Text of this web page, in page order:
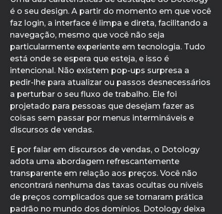
é o seu design. A partir do momento em que você
faz login, a interface é limpa e direta, facilitando a
navegação, mesmo que você não seja
particularmente experiente em tecnologia. Tudo
está onde se espera que esteja, e isso é
intencional. Não existem pop-ups surpresa a
pedir-lhe para atualizar ou passos desnecessários
a perturbar o seu fluxo de trabalho. Ele foi
projetado para pessoas que desejam fazer as
coisas sem passar por menus intermináveis e
discursos de vendas.
E por falar em discursos de vendas, o Dotology
adota uma abordagem refrescantemente
transparente em relação aos preços. Você não
encontrará nenhuma das taxas ocultas ou níveis
de preços complicados que se tornaram prática
padrão no mundo dos domínios. Dotology deixa